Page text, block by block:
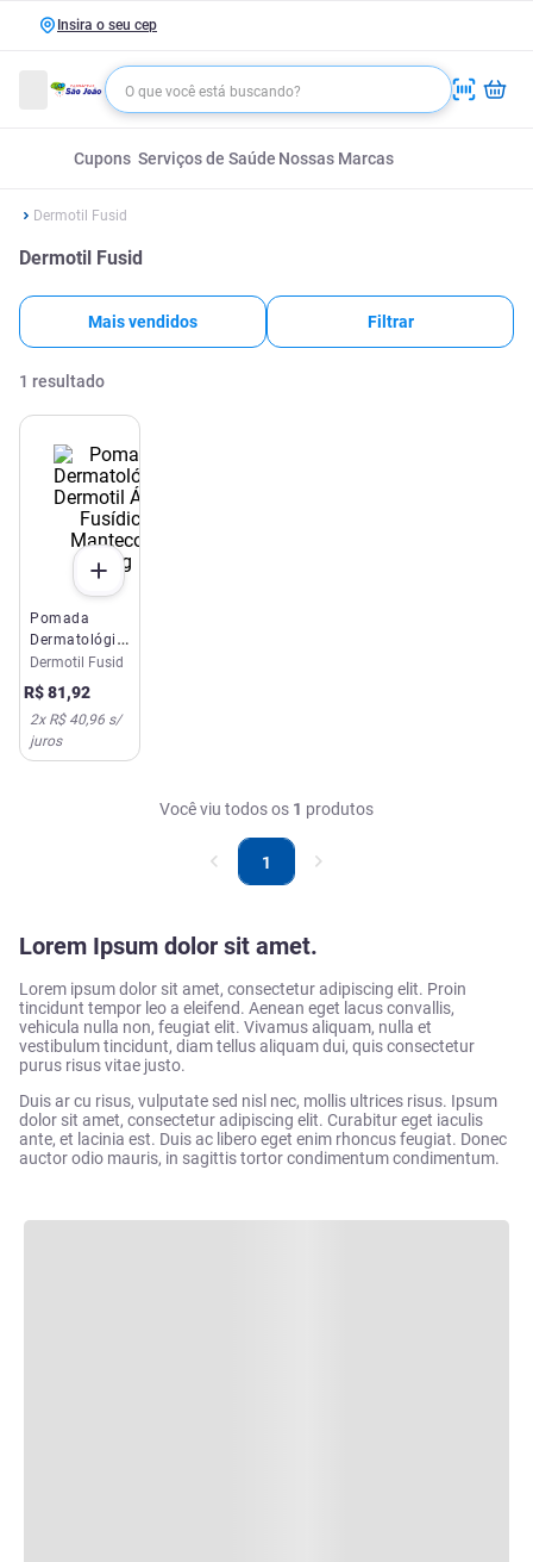
Insira o seu cep
Cupons Serviços de Saúde Nossas Marcas
Dermotil Fusid
Dermotil Fusid
Mais vendidos Filtrar
1 resultado
Pomada
Dermatológica
Dermotil
Ácido
Fusídico
Mantecorp
10g
Dermotil Fusid
R$81,92
2x R$ 40,96 s/
juros
Você viu todos os 1 produtos
1
Lorem Ipsum dolor sit amet.
Lorem ipsum dolor sit amet, consectetur adipiscing elit. Proin
tincidunt tempor leo a eleifend. Aenean eget lacus convallis,
vehicula nulla non, feugiat elit. Vivamus aliquam, nulla et
vestibulum tincidunt, diam tellus aliquam dui, quis consectetur
purus risus vitae justo.
Duis ar cu risus, vulputate sed nisl nec, mollis ultrices risus. Ipsum
dolor sit amet, consectetur adipiscing elit. Curabitur eget iaculis
ante, et lacinia est. Duis ac libero eget enim rhoncus feugiat. Donec
auctor odio mauris, in sagittis tortor condimentum condimentum.